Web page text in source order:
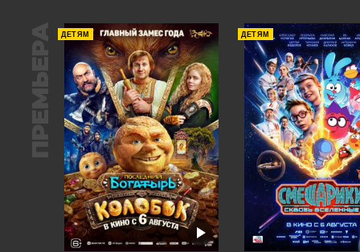
ПРЕМЬЕРА ДЕТЯМ ДЕТЯМ